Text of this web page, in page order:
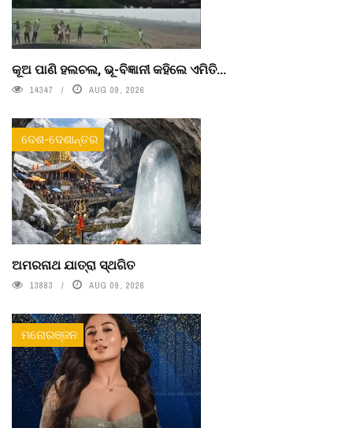
କୂଅ ପାଣି ହଲଚଲ, ଭୂ-ବିଜ୍ଞାନୀ କହିଲେ ଏମିତି...
14347 AUG 09, 2026
ଦେଶ-ଦେଶାନ୍ତର
ଅମରନାଥ ଯାତ୍ରା ସ୍ଥଗିତ
13883 AUG 09, 2026
ମନୋରଞ୍ଜନ